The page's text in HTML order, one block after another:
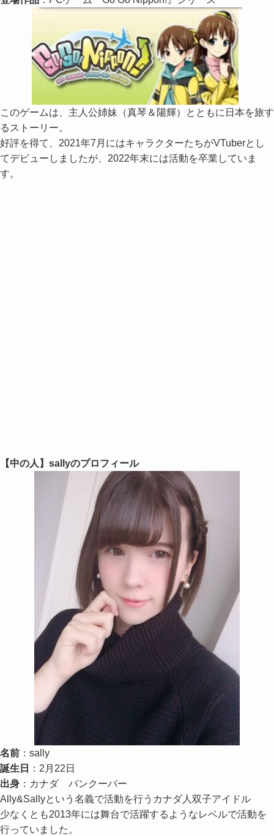
このゲームは、主人公姉妹（真琴＆陽輝）とともに日本を旅す
るストーリー。
好評を得て、2021年7月にはキャラクターたちがVTuberとし
てデビューしましたが、2022年末には活動を卒業していま
す。
【中の人】sallyのプロフィール
名前 ：sally
誕生日 ：2月22日
出身 ：カナダ バンクーバー
Ally&Sallyという名義で活動を行うカナダ人双子アイドル
少なくとも2013年には舞台で活躍するようなレベルで活動を
行っていました。